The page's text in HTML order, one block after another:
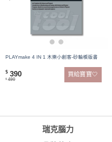
PLAYmake 4 IN 1 木樂小創客-砂輪模版書
$ 390
$ 490
買給寶寶🤍
瑞克腦力